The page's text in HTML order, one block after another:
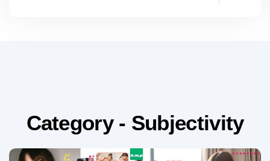
Category - Subjectivity